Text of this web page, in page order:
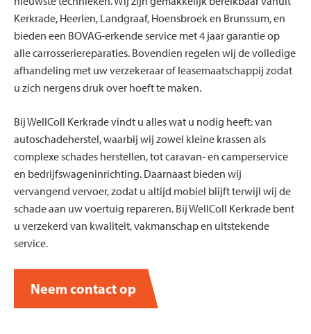
Kerkrade, Heerlen, Landgraaf, Hoensbroek en Brunssum, en
bieden een BOVAG-erkende service met 4 jaar garantie op
alle carrosseriereparaties. Bovendien regelen wij de volledige
afhandeling met uw verzekeraar of leasemaatschappij zodat
u zich nergens druk over hoeft te maken.
Bij WellColl Kerkrade vindt u alles wat u nodig heeft: van
autoschadeherstel, waarbij wij zowel kleine krassen als
complexe schades herstellen, tot caravan- en camperservice
en bedrijfswageninrichting. Daarnaast bieden wij
vervangend vervoer, zodat u altijd mobiel blijft terwijl wij de
schade aan uw voertuig repareren. Bij WellColl Kerkrade bent
u verzekerd van kwaliteit, vakmanschap en uitstekende
service.
Neem contact op